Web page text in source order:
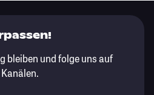
bleiben und folge uns auf